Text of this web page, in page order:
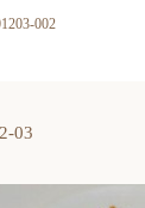
002
03